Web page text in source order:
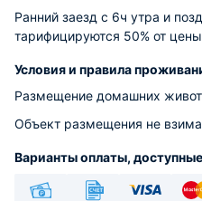
Ранний заезд с 6ч утра и
тарифицируются 50% от
Условия и правила
Размещение домашних
Объект размещения не
Варианты оплаты,